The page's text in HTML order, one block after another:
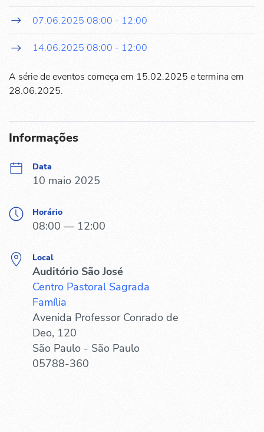
07.06.2025 08:00 - 12:00
14.06.2025 08:00 - 12:00
A série de eventos começa em 15.02.2025 e termina em
28.06.2025.
Informações
Data
10 maio 2025
Horário
08:00 — 12:00
Local
Auditório São José
Centro Pastoral Sagrada
Família
Avenida Professor Conrado de
Deo, 120
São Paulo - São Paulo
05788-360